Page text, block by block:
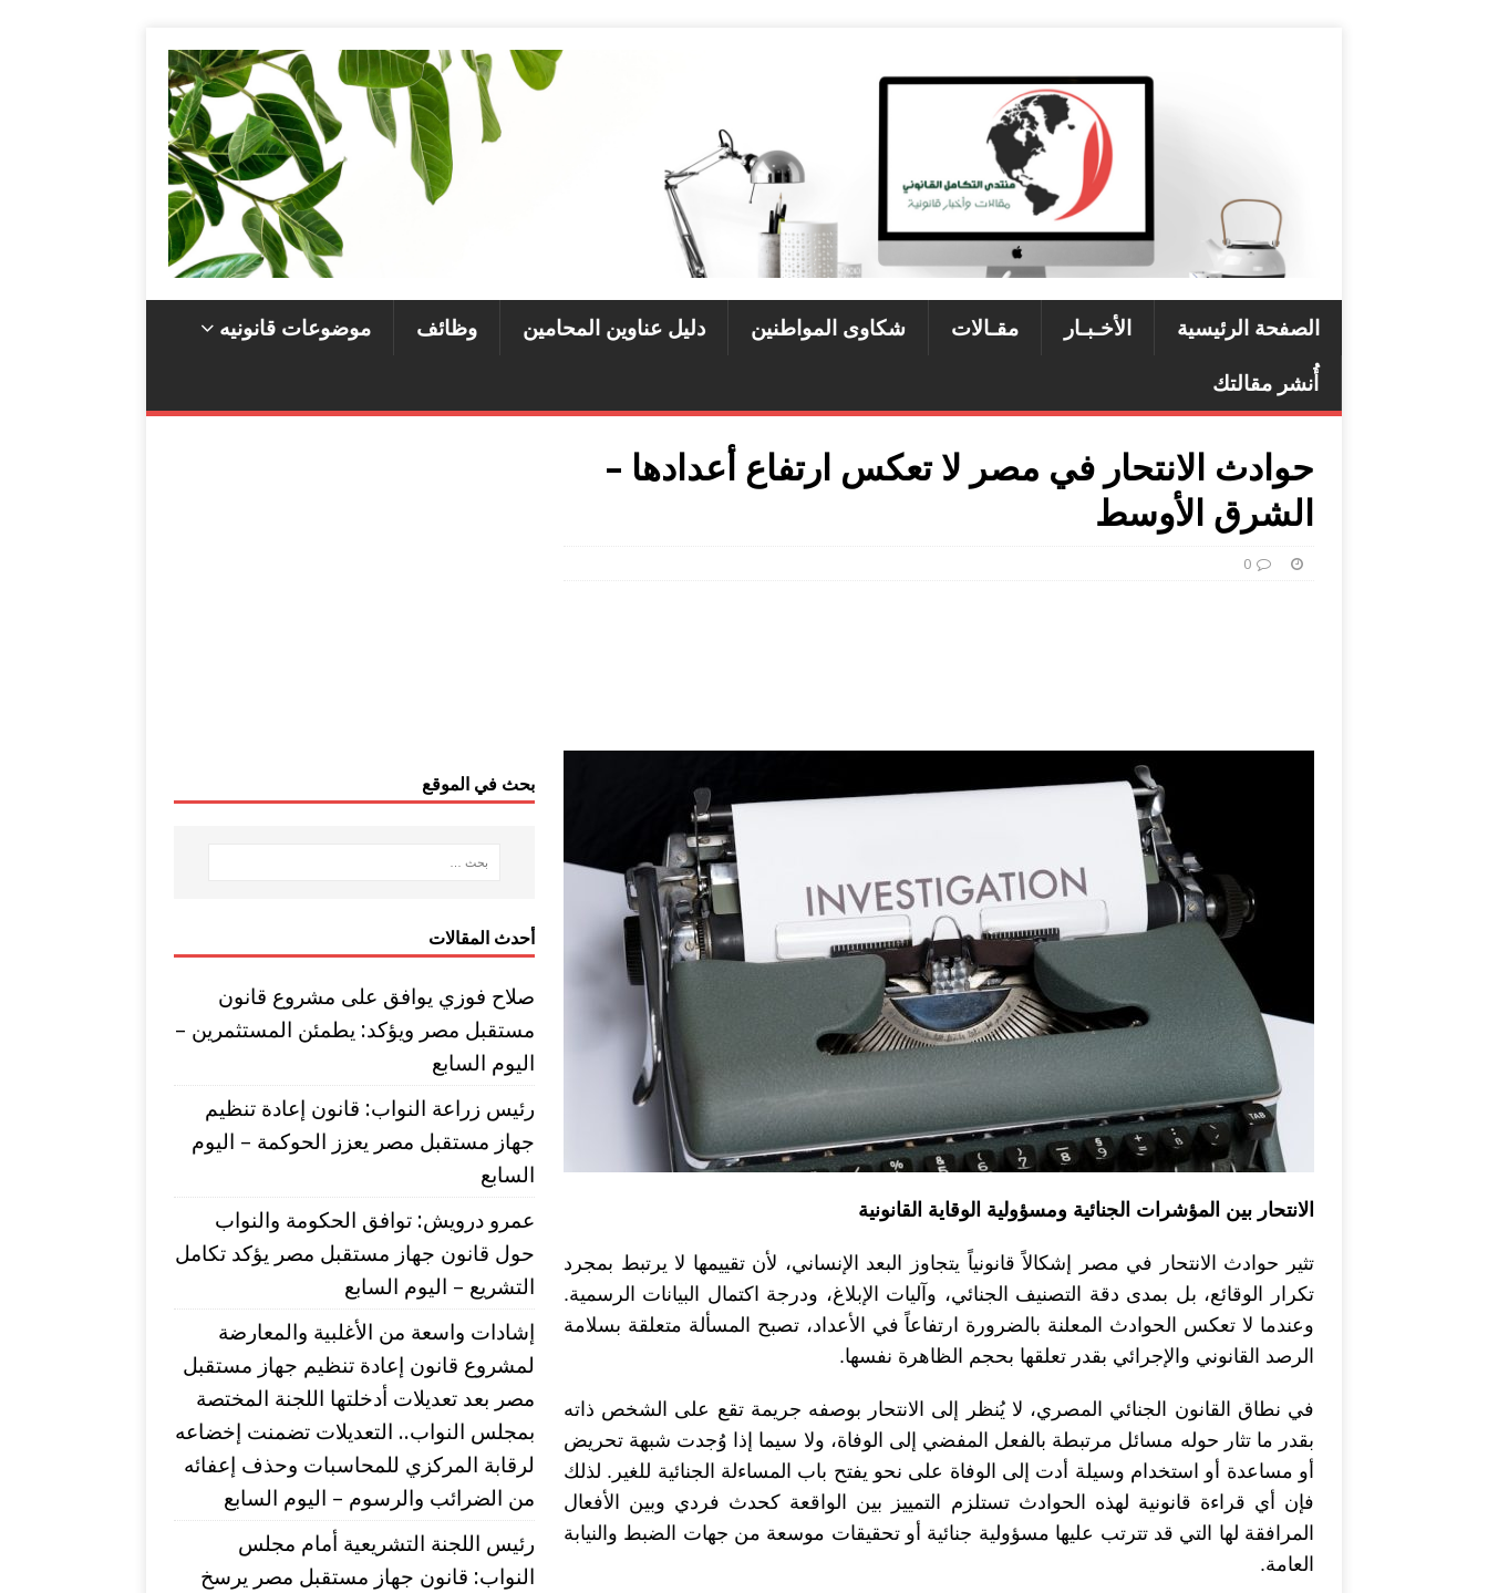
الصفحة الرئيسية الأخـبـار مقـالات شكاوى المواطنين دليل عناوين المحامين وظائف
موضوعات قانونيه
أُنشر مقالتك
حوادث الانتحار في مصر لا تعكس ارتفاع أعدادها –
الشرق الأوسط
0
الانتحار بين المؤشرات الجنائية ومسؤولية الوقاية القانونية
تثير حوادث الانتحار في مصر إشكالاً قانونياً يتجاوز البعد الإنساني، لأن تقييمها لا يرتبط بمجرد
تكرار الوقائع، بل بمدى دقة التصنيف الجنائي، وآليات الإبلاغ، ودرجة اكتمال البيانات الرسمية.
وعندما لا تعكس الحوادث المعلنة بالضرورة ارتفاعاً في الأعداد، تصبح المسألة متعلقة بسلامة
الرصد القانوني والإجرائي بقدر تعلقها بحجم الظاهرة نفسها.
في نطاق القانون الجنائي المصري، لا يُنظر إلى الانتحار بوصفه جريمة تقع على الشخص ذاته
بقدر ما تثار حوله مسائل مرتبطة بالفعل المفضي إلى الوفاة، ولا سيما إذا وُجدت شبهة تحريض
أو مساعدة أو استخدام وسيلة أدت إلى الوفاة على نحو يفتح باب المساءلة الجنائية للغير. لذلك
فإن أي قراءة قانونية لهذه الحوادث تستلزم التمييز بين الواقعة كحدث فردي وبين الأفعال
المرافقة لها التي قد تترتب عليها مسؤولية جنائية أو تحقيقات موسعة من جهات الضبط والنيابة
العامة.
بحث في الموقع
أحدث المقالات
صلاح فوزي يوافق على مشروع قانون
مستقبل مصر ويؤكد: يطمئن المستثمرين –
اليوم السابع
رئيس زراعة النواب: قانون إعادة تنظيم
جهاز مستقبل مصر يعزز الحوكمة – اليوم
السابع
عمرو درويش: توافق الحكومة والنواب
حول قانون جهاز مستقبل مصر يؤكد تكامل
التشريع – اليوم السابع
إشادات واسعة من الأغلبية والمعارضة
لمشروع قانون إعادة تنظيم جهاز مستقبل
مصر بعد تعديلات أدخلتها اللجنة المختصة
بمجلس النواب.. التعديلات تضمنت إخضاعه
لرقابة المركزي للمحاسبات وحذف إعفائه
من الضرائب والرسوم – اليوم السابع
رئيس اللجنة التشريعية أمام مجلس
النواب: قانون جهاز مستقبل مصر يرسخ